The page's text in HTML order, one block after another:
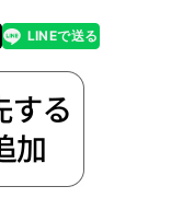
LINEで送る